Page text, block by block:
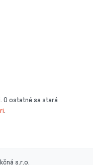
O ostatné sa stará
.
s.r.o.